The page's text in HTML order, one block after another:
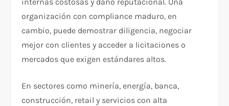
organización con compliance maduro, en
cambio, puede demostrar diligencia, negociar
mejor con clientes y acceder a licitaciones o
mercados que exigen estándares altos.
En sectores como minería, energía, banca,
construcción, retail y servicios con alta